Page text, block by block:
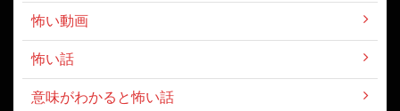
怖い動画
怖い話
意味がわかると怖い話